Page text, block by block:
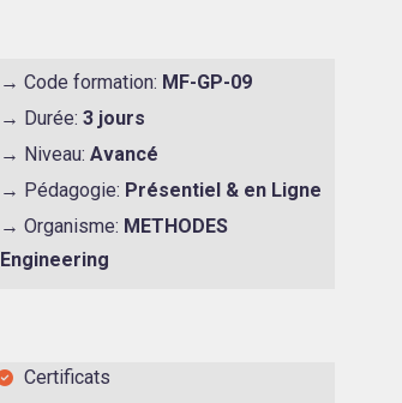
→ Code formation: MF-GP-09
→ Durée: 3 jours
→ Niveau: Avancé
→ Pédagogie: Présentiel & en Ligne
→ Organisme: METHODES
Engineering
Certificats